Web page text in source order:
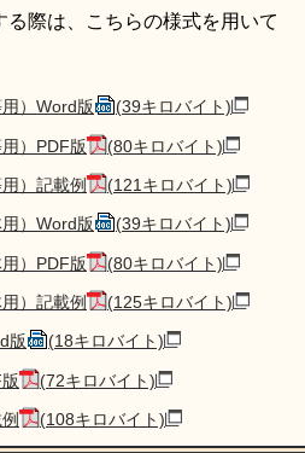
際は、こちらの様式を用いて
）Word版 (39キロバイト)
）PDF版 (80キロバイト)
）記載例 (121キロバイト)
）Word版 (39キロバイト)
）PDF版 (80キロバイト)
）記載例 (125キロバイト)
版 (18キロバイト)
(72キロバイト)
(108キロバイト)